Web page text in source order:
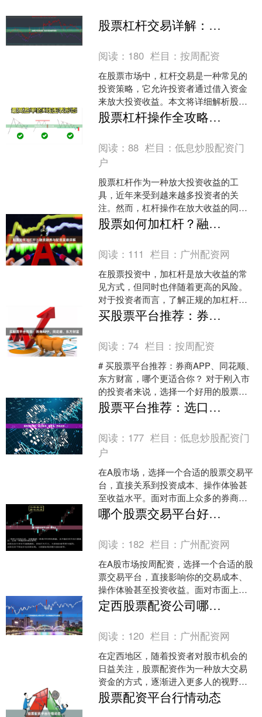
股票杠杆交易详解：融资与配资操作指南
阅读： 180 栏目：按周配资
在股票市场中，杠杆交易是一种常见的
投资策略，它允许投资者通过借入资金
来放大投资收益。本文将详细解析股票
杠杆交易的两种主要形式：融资交易和
配资交易，帮助投资者更好....
股票杠杆操作全攻略｜新手必看
阅读：88 栏目：低息炒股配资门
户
股票杠杆作为一种放大投资收益的工
具，近年来受到越来越多投资者的关
注。然而，杠杆操作在放大收益的同
时，也同步放大了风险。本文将为新手
投资者系统梳理股票杠杆的核心要....
股票如何加杠杆？融资融券与配资渠道详解
阅读： 111 栏目： 广州配资网
在股票投资中，加杠杆是放大收益的常
见方式，但同时也伴随着更高的风险。
对于投资者而言，了解正规的加杠杆渠
道至关重要。本文将详细解析融资融券
与配资两种主流方式，帮助....
买股票平台推荐：券商APP、同花顺、东方财富
阅读：74 栏目：按周配资
# 买股票平台推荐：券商APP、同花顺、
东方财富，哪个更适合你？ 对于刚入市
的投资者来说，选择一个好用的股票交
易平台，往往比选股本身更让人头疼。
目前市面上主流的....
股票平台推荐：选口碑好、费率低、功能全的
阅读： 177 栏目：低息炒股配资门
户
在A股市场，选择一个合适的股票交易平
台，直接关系到投资成本、操作体验甚
至收益水平。面对市面上众多的券商和
第三方平台，投资者常常陷入选择困
难。今天，我们就从口碑、....
哪个股票交易平台好？推荐这
阅读： 182 栏目： 广州配资网
在A股市场按周配资，选择一个合适的股
票交易平台，直接影响你的交易成本、
操作体验甚至投资收益。面对市面上众
多的券商和第三方平台，很多投资者都
会问：**哪个股票交易....
定西股票配资公司哪家好？专业股票配资平台推荐
阅读： 120 栏目： 广州配资网
在定西地区，随着投资者对股市机会的
日益关注，股票配资作为一种放大交易
资金的方式，逐渐进入更多人的视野。
然而，面对市场上众多的配资公司，许
多投资者都会产生这样的疑....
股票配资平台行情动态